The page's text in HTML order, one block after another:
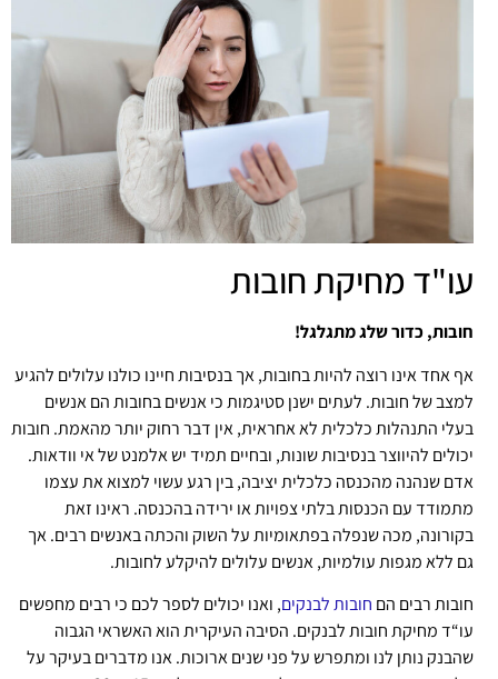
עו"ד מחיקת חובות
חובות, כדור שלג מתגלגל!
אף אחד אינו רוצה להיות בחובות, אך בנסיבות חיינו כולנו עלולים להגיע
למצב של חובות. לעתים ישנן סטיגמות כי אנשים בחובות הם אנשים
בעלי התנהלות כלכלית לא אחראית, אין דבר רחוק יותר מהאמת. חובות
יכולים להיווצר בנסיבות שונות, ובחיים תמיד יש אלמנט של אי וודאות.
אדם שנהנה מהכנסה כלכלית יציבה, בין רגע עשוי למצוא את עצמו
מתמודד עם הכנסות בלתי צפויות או ירידה בהכנסה. ראינו זאת
בקורונה, מכה שנפלה בפתאומיות על השוק והכתה באנשים רבים. אך
גם ללא מגפות עולמיות, אנשים עלולים להיקלע לחובות.
חובות רבים הם חובות לבנקים, ואנו יכולים לספר לכם כי רבים מחפשים
עו“ד מחיקת חובות לבנקים. הסיבה העיקרית הוא האשראי הגבוה
שהבנק נותן לנו ומתפרש על פני שנים ארוכות. אנו מדברים בעיקר על